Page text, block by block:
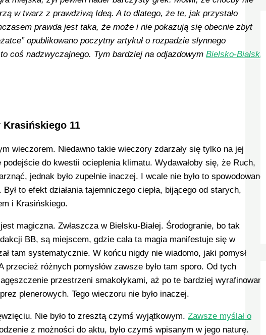
w twarz z prawdziwą Ideą. A to dlatego, że te, jak przystało
prawda jest taka, że może i nie pokazują się obecnie zbyt
opublikowano poczytny artykuł o rozpadzie słynnego
coś nadzwyczajnego. Tym bardziej na odjazdowym Bielsko-
Krasińskiego 11
wieczorem. Niedawno takie wieczory zdarzały się tylko na jej
do kwestii ocieplenia klimatu. Wydawałoby się, że Ruch,
jednak było zupełnie inaczej. I wcale nie było to spowodowane
to efekt działania tajemniczego ciepła, bijącego od starych,
i Krasińskiego.
magiczna. Zwłaszcza w Bielsku-Białej. Środogranie, bo tak
BB, są miejscem, gdzie cała ta magia manifestuje się w
tam systematycznie. W końcu nigdy nie wiadomo, jaki pomysł
różnych pomysłów zawsze było tam sporo. Od tych
przestrzeni smakołykami, aż po te bardziej
plenerowych. Tego wieczoru nie było inaczej.
Nie było to zresztą czymś wyjątkowym. Zawsze myślał o
z możności do aktu, było czymś wpisanym w jego naturę.